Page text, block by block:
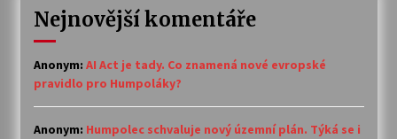
Nejnovější komentáře
Anonym: AI Act je tady. Co znamená nové evropské
pravidlo pro Humpoláky?
Anonym: Humpolec schvaluje nový územní plán. Týká se i